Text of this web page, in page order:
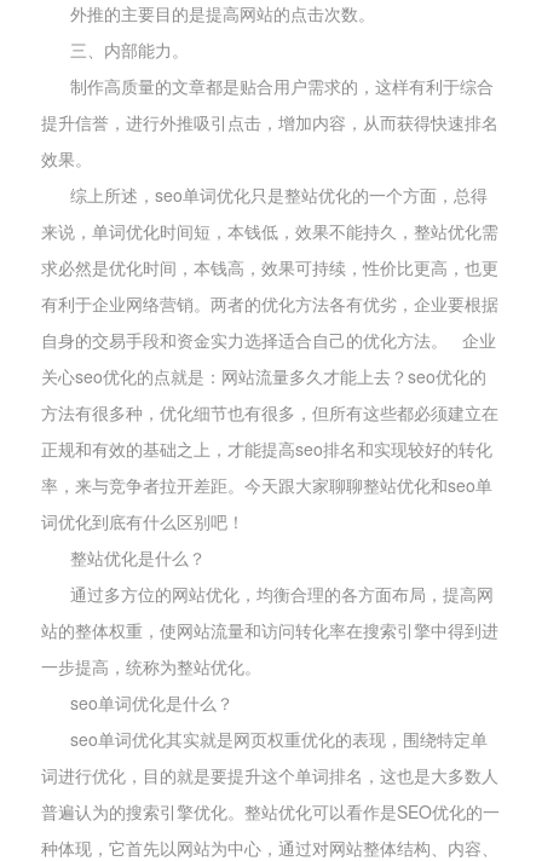
外推的主要目的是提高网站的点击次数。
三、内部能力。
制作高质量的文章都是贴合用户需求的，这样有利于综合
提升信誉，进行外推吸引点击，增加内容，从而获得快速排名
效果。
综上所述，seo单词优化只是整站优化的一个方面，总得
来说，单词优化时间短，本钱低，效果不能持久，整站优化需
求必然是优化时间，本钱高，效果可持续，性价比更高，也更
有利于企业网络营销。两者的优化方法各有优劣，企业要根据
自身的交易手段和资金实力选择适合自己的优化方法。 企业
关心seo优化的点就是：网站流量多久才能上去？seo优化的
方法有很多种，优化细节也有很多，但所有这些都必须建立在
正规和有效的基础之上，才能提高seo排名和实现较好的转化
率，来与竞争者拉开差距。今天跟大家聊聊整站优化和seo单
词优化到底有什么区别吧！
整站优化是什么？
通过多方位的网站优化，均衡合理的各方面布局，提高网
站的整体权重，使网站流量和访问转化率在搜索引擎中得到进
一步提高，统称为整站优化。
seo单词优化是什么？
seo单词优化其实就是网页权重优化的表现，围绕特定单
词进行优化，目的就是要提升这个单词排名，这也是大多数人
普遍认为的搜索引擎优化。整站优化可以看作是SEO优化的一
种体现，它首先以网站为中心，通过对网站整体结构、内容、